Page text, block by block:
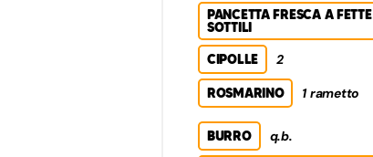
PANCETTA FRESCA A FETTE
SOTTILI
CIPOLLE 2
ROSMARINO 1 rametto
BURRO q.b.